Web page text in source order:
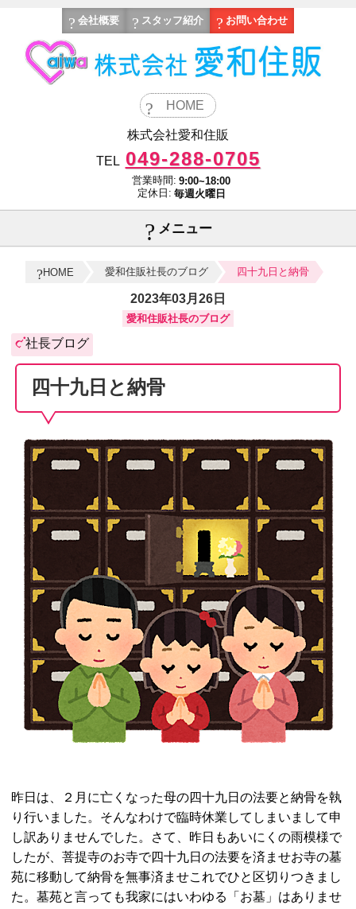
会社概要 スタッフ紹介 お問い合わせ
HOME
株式会社愛和住販
TEL 049-288-0705
営業時間: 9:00~18:00
定休日: 毎週火曜日
メニュー
HOME 愛和住販社長のブログ 四十九日と納骨
2023年03月26日
愛和住販社長のブログ
社長ブログ
四十九日と納骨
昨日は、２月に亡くなった母の四十九日の法要と納骨を執
り行いました。そんなわけで臨時休業してしまいまして申
し訳ありませんでした。さて、昨日もあいにくの雨模様で
したが、菩提寺のお寺で四十九日の法要を済ませお寺の墓
苑に移動して納骨を無事済ませこれでひと区切りつきまし
た。墓苑と言っても我家にはいわゆる「お墓」はありませ